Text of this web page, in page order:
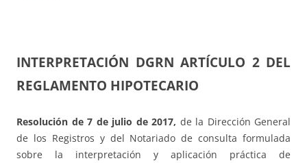
INTERPRETACIÓN DGRN ARTÍCULO 2 DEL
REGLAMENTO HIPOTECARIO
Resolución de 7 de julio de 2017, de la Dirección General
de los Registros y del Notariado de consulta formulada
sobre la interpretación y aplicación práctica de